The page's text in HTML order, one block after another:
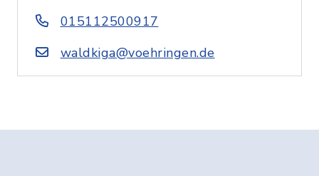
015112500917
waldkiga@voehringen.de